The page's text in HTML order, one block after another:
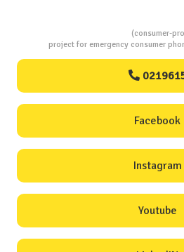
(consumer-
project for emergency consumer
Facebook
Instagram
Youtube